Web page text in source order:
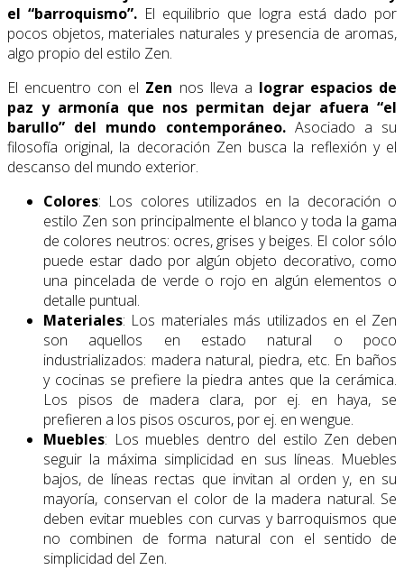
el “barroquismo”. El equilibrio que logra está dado por
pocos objetos, materiales naturales y presencia de aromas,
algo propio del estilo Zen.
El encuentro con el Zen nos lleva a lograr espacios de
paz y armonía que nos permitan dejar afuera “el
barullo” del mundo contemporáneo. Asociado a su
filosofía original, la decoración Zen busca la reflexión y el
descanso del mundo exterior.
Colores: Los colores utilizados en la decoración o
estilo Zen son principalmente el blanco y toda la gama
de colores neutros: ocres, grises y beiges. El color sólo
puede estar dado por algún objeto decorativo, como
una pincelada de verde o rojo en algún elementos o
detalle puntual.
Materiales: Los materiales más utilizados en el Zen
son aquellos en estado natural o poco
industrializados: madera natural, piedra, etc. En baños
y cocinas se prefiere la piedra antes que la cerámica.
Los pisos de madera clara, por ej. en haya, se
prefieren a los pisos oscuros, por ej. en wengue.
Muebles: Los muebles dentro del estilo Zen deben
seguir la máxima simplicidad en sus líneas. Muebles
bajos, de líneas rectas que invitan al orden y, en su
mayoría, conservan el color de la madera natural. Se
deben evitar muebles con curvas y barroquismos que
no combinen de forma natural con el sentido de
simplicidad del Zen.